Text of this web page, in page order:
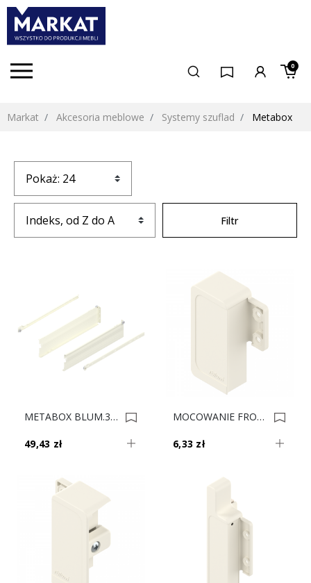
0
Markat Akcesoria meblowe Systemy szuflad Metabox
Filtr
METABOX BLUM.320K3500C15 MX KREM 12cm 0014592
49,43 zł
MOCOWANIE FRONT MBX N Krem ZIF.3010.03 L ** 0007875
6,33 zł